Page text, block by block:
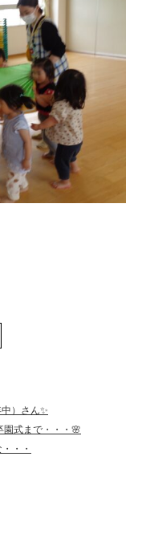
）さん✨
園式まで・・・🌸
・・